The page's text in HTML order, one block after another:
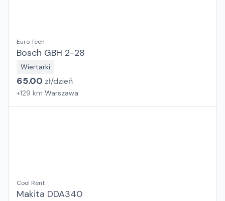
Euro Tech
Bosch GBH 2-28
Wiertarki
65.00 zł/dzień
+129 km Warszawa
Cool Rent
Makita DDA340